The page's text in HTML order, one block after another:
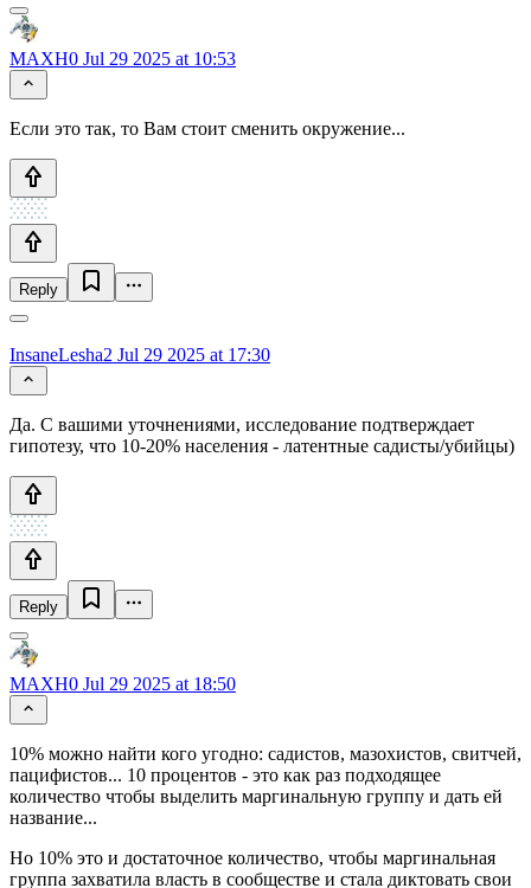
MAXH0 Jul 29 2025 at 10:53
Если это так, то Вам стоит сменить окружение...
Reply
InsaneLesha2 Jul 29 2025 at 17:30
Да. С вашими уточнениями, исследование подтверждает
гипотезу, что 10-20% населения - латентные садисты/убийцы)
Reply
MAXH0 Jul 29 2025 at 18:50
10% можно найти кого угодно: садистов, мазохистов, свитчей,
пацифистов... 10 процентов - это как раз подходящее
количество чтобы выделить маргинальную группу и дать ей
название...
Но 10% это и достаточное количество, чтобы маргинальная
группа захватила власть в сообществе и стала диктовать свои